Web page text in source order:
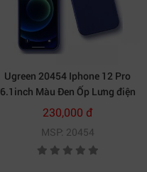
Ugreen 20454 Iphone 12 Pro
6.1inch Màu Đen Ốp Lưng điện
thoại Silicone LP418
20020454
230,000 đ
MSP: 20454